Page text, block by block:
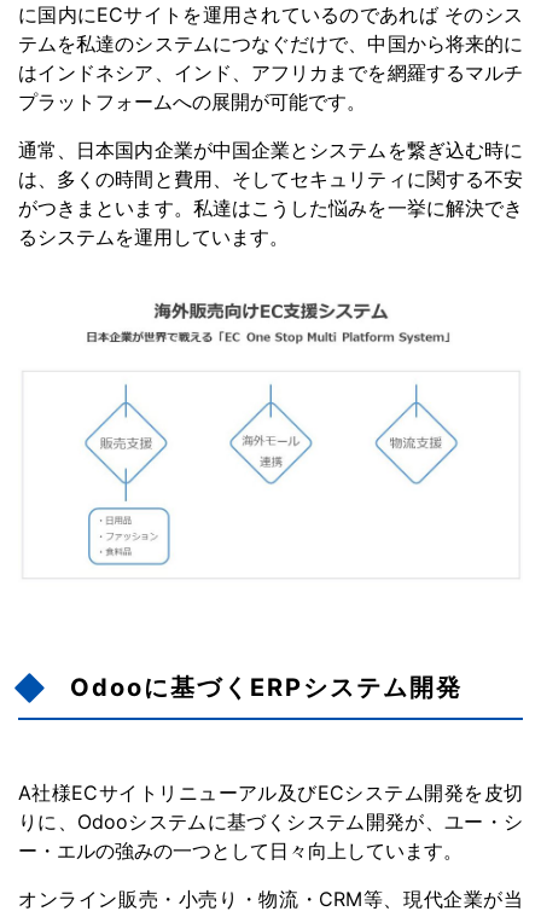
に国内にECサイトを運用されているのであれば そのシス
テムを私達のシステムにつなぐだけで、中国から将来的に
はインドネシア、インド、アフリカまでを網羅するマルチ
プラットフォームへの展開が可能です。
通常、日本国内企業が中国企業とシステムを繋ぎ込む時に
は、多くの時間と費用、そしてセキュリティに関する不安
がつきまといます。私達はこうした悩みを一挙に解決でき
るシステムを運用しています。
Odooに基づくERPシステム開発
A社様ECサイトリニューアル及びECシステム開発を皮切
りに、Odooシステムに基づくシステム開発が、ユー・シ
ー・エルの強みの一つとして日々向上しています。
オンライン販売・小売り・物流・CRM等、現代企業が当